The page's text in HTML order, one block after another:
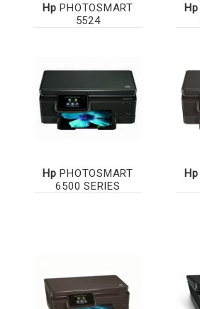
Hp PHOTOSMART
5524
Hp
Hp PHOTOSMART
6500 SERIES
Hp